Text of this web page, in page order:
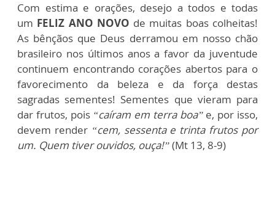
Com estima e orações, desejo a todos e todas
um FELIZ ANO NOVO de muitas boas colheitas!
As bênçãos que Deus derramou em nosso chão
brasileiro nos últimos anos a favor da juventude
continuem encontrando corações abertos para o
favorecimento da beleza e da força destas
sagradas sementes! Sementes que vieram para
dar frutos, pois “caíram em terra boa” e, por isso,
devem render “cem, sessenta e trinta frutos por
um. Quem tiver ouvidos, ouça!”(Mt 13, 8-9)